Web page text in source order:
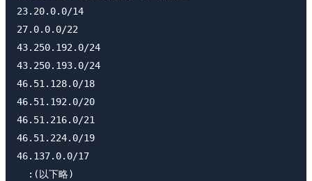
23.20.0.0/14
27.0.0.0/22
43.250.192.0/24
43.250.193.0/24
46.51.128.0/18
46.51.192.0/20
46.51.216.0/21
46.51.224.0/19
46.137.0.0/17
  :(以下略)